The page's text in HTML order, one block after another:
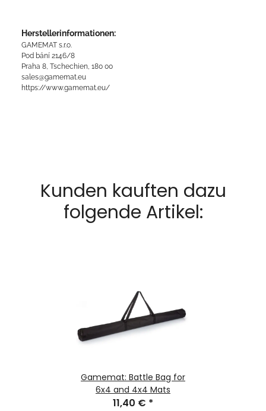
Herstellerinformationen:
GAMEMAT s.r.o.
Pod bání 2146/8
Praha 8, Tschechien, 180 00
sales@gamemat.eu
https://www.gamemat.eu/
Kunden kauften dazu
folgende Artikel:
Gamemat: Battle Bag for
6x4 and 4x4 Mats
11,40 € *